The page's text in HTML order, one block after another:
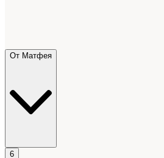
От Матфея
6